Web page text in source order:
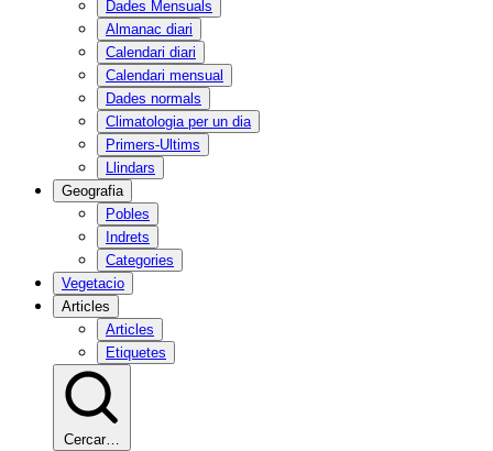
Dades Mensuals
Almanac diari
Calendari diari
Calendari mensual
Dades normals
Climatologia per un dia
Primers-Ultims
Llindars
Geografia
Pobles
Indrets
Categories
Vegetacio
Articles
Articles
Etiquetes
Cercar…